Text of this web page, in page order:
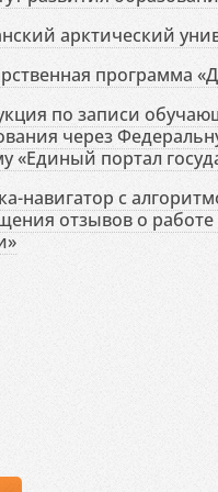
арктический
программа
по записи
через
«Единый портал
навигатор с
отзывов о